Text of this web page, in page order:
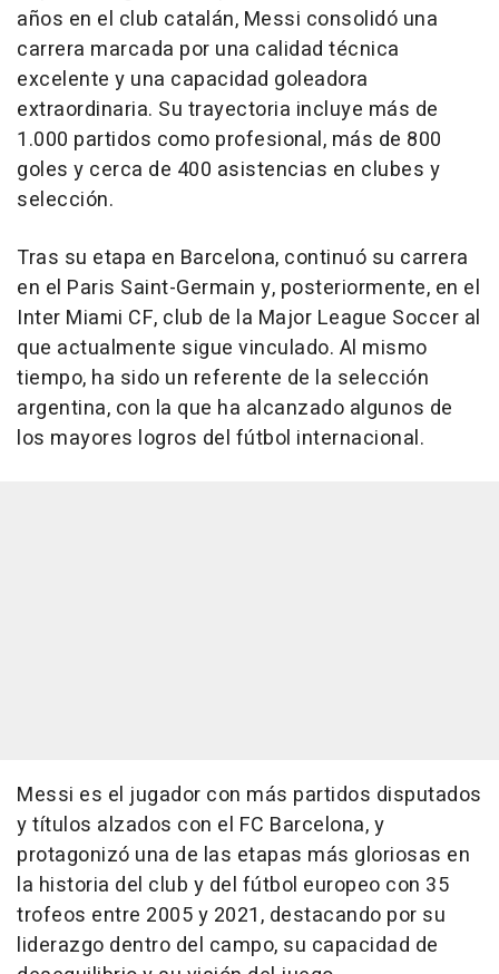
años en el club catalán, Messi consolidó una
carrera marcada por una calidad técnica
excelente y una capacidad goleadora
extraordinaria. Su trayectoria incluye más de
1.000 partidos como profesional, más de 800
goles y cerca de 400 asistencias en clubes y
selección.
Tras su etapa en Barcelona, continuó su carrera
en el Paris Saint-Germain y, posteriormente, en el
Inter Miami CF, club de la Major League Soccer al
que actualmente sigue vinculado. Al mismo
tiempo, ha sido un referente de la selección
argentina, con la que ha alcanzado algunos de
los mayores logros del fútbol internacional.
Messi es el jugador con más partidos disputados
y títulos alzados con el FC Barcelona, y
protagonizó una de las etapas más gloriosas en
la historia del club y del fútbol europeo con 35
trofeos entre 2005 y 2021, destacando por su
liderazgo dentro del campo, su capacidad de